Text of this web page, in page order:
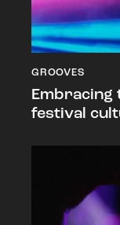
GROOVES
festival